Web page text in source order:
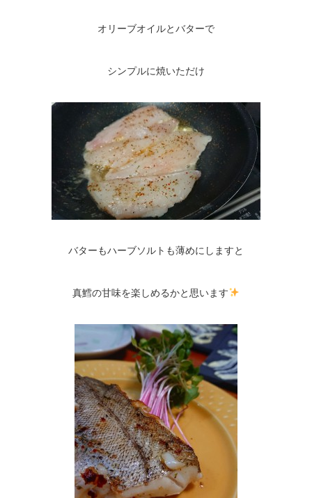
オリーブオイルとバターで
シンプルに焼いただけ
バターもハーブソルトも薄めにしますと
真鱈の甘味を楽しめるかと思います